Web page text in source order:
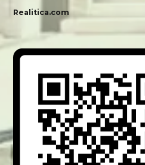
Realitica.com